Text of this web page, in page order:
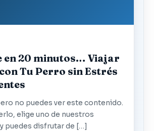
en 20 minutos… Viajar
Tu Perro sin Estrés
no puedes ver este contenido.
elige uno de nuestros
puedes disfrutar de […]